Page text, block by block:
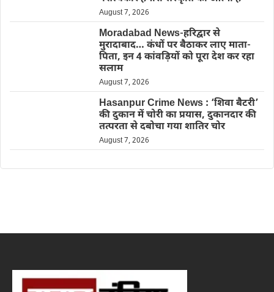
August 7, 2026
Moradabad News-हरिद्वार से
मुरादाबाद… कंधों पर बैठाकर लाए माता-
पिता, इन 4 कांवड़ियों को पूरा देश कर रहा
सलाम
August 7, 2026
Hasanpur Crime News : ‘शिवा बैटरी’
की दुकान में चोरी का प्रयास, दुकानदार की
तत्परता से दबोचा गया शातिर चोर
August 7, 2026